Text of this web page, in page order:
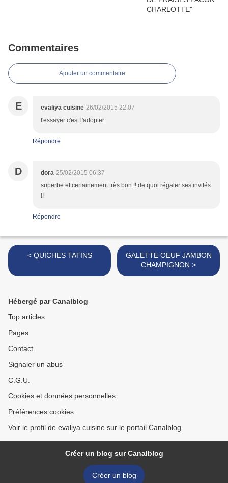
Commentaires
Ajouter un commentaire
E evaliya cuisine 26/02/2015 22:07
l'essayer c'est l'adopter
Répondre
D dora 25/02/2015 06:37
superbe et certainement très bon !! de quoi régaler ses invités
!!
Répondre
< QUICHES TATINS
GALETTE OEUF JAMBON
CHAMPIGNON >
Hébergé par Canalblog
Top articles
Pages
Contact
Signaler un abus
C.G.U.
Cookies et données personnelles
Préférences cookies
Voir le profil de evaliya cuisine sur le portail Canalblog
Créer un blog sur Canalblog
Créer un blog